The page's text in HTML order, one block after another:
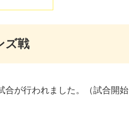
ズ戦
合が行われました。（試合開始